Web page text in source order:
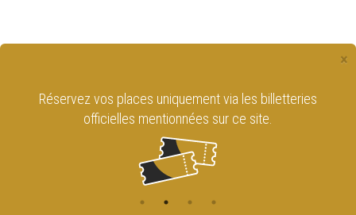
×
Réservez vos places uniquement via les billetteries
officielles mentionnées sur ce site.